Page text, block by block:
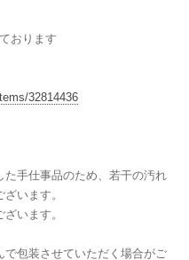
おります
32814436
た手仕事品のため、若干の汚れ
います。
います。
で包装させていただく場合がご